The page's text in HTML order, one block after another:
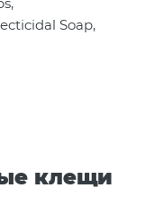
Soap,
клещи